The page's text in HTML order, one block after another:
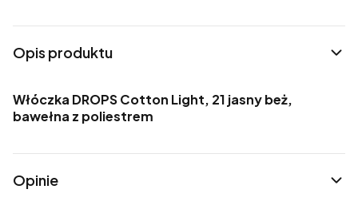
Opis produktu
Włóczka DROPS Cotton Light, 21 jasny beż,
bawełna z poliestrem
Opinie